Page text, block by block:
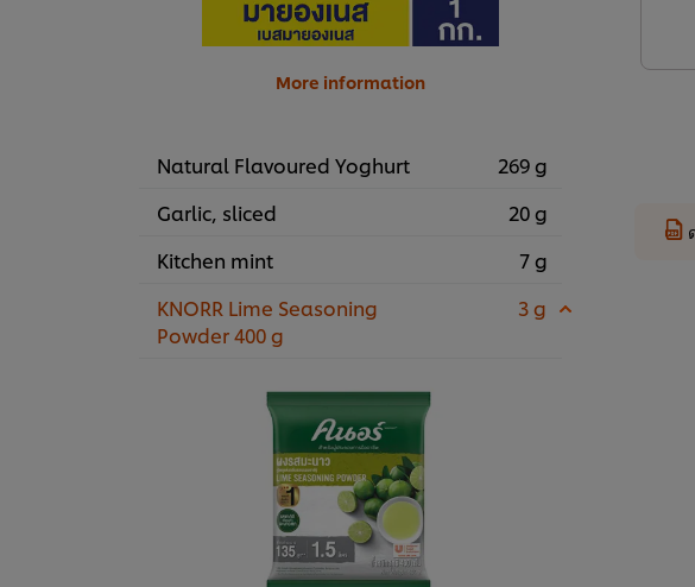
More information
Natural Flavoured Yoghurt
269 g
Garlic, sliced
20 g
Kitchen mint
7 g
KNORR Lime Seasoning
Powder 400 g
3 g